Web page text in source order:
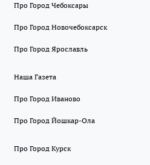
Про Город Чебоксары
Про Город Новочебоксарск
Про Город Ярославль
Наша Газета
Про Город Иваново
Про Город Йошкар-Ола
Про Город Курск